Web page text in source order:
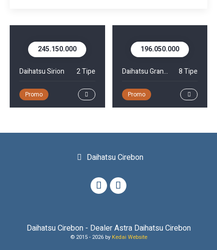
2 Tipe
196.050.000
8 Tipe
Promo
Rp
Promo
Daihatsu Cirebon
Daihatsu Cirebon - Dealer Astra Daihatsu Cirebon
© 2015 - 2026 by Kedai Website